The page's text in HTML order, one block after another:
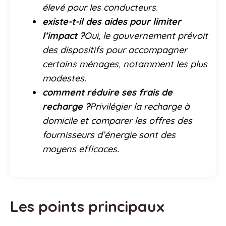
élevé pour les conducteurs.
existe-t-il des aides pour limiter
l’impact ?Oui, le gouvernement prévoit
des dispositifs pour accompagner
certains ménages, notamment les plus
modestes.
comment réduire ses frais de
recharge ?Privilégier la recharge à
domicile et comparer les offres des
fournisseurs d’énergie sont des
moyens efficaces.
Les points principaux